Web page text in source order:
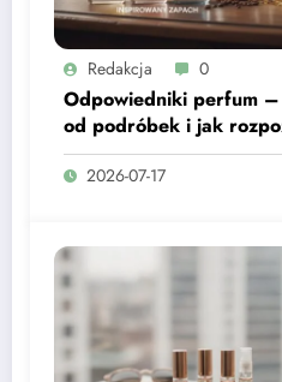
Redakcja 0
Odpowiedniki perfum –
od podróbek i jak
zapach inspirowany?
2026-07-17